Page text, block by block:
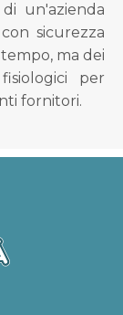
un'azienda
sicurezza
ma dei
per
fornitori.